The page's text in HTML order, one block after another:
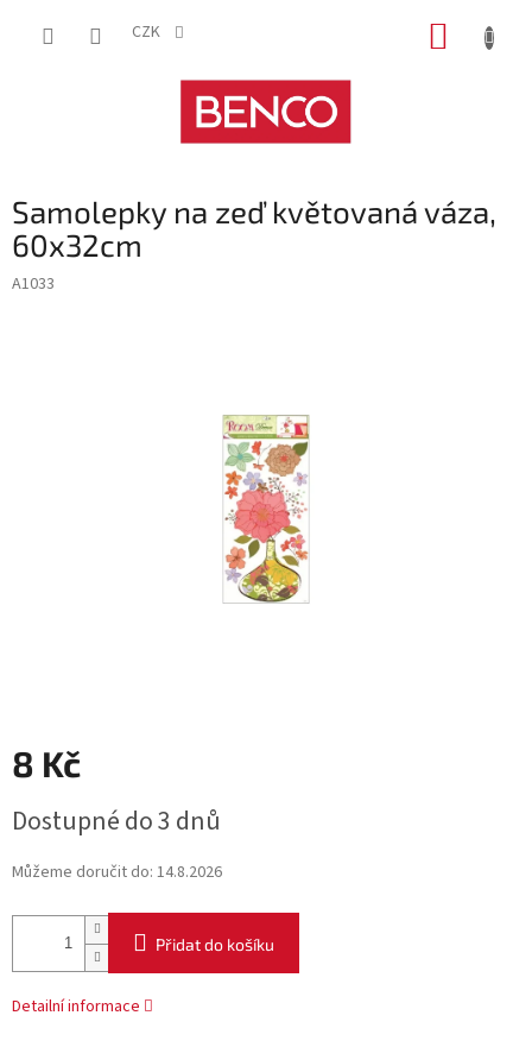
CZK
Samolepky na zeď květovaná váza,
60x32cm
A1033
8 Kč
cena:
Dostupné do 3 dnů
Můžeme doručit do: 14.8.2026
Přidat do košíku
Detailní informace